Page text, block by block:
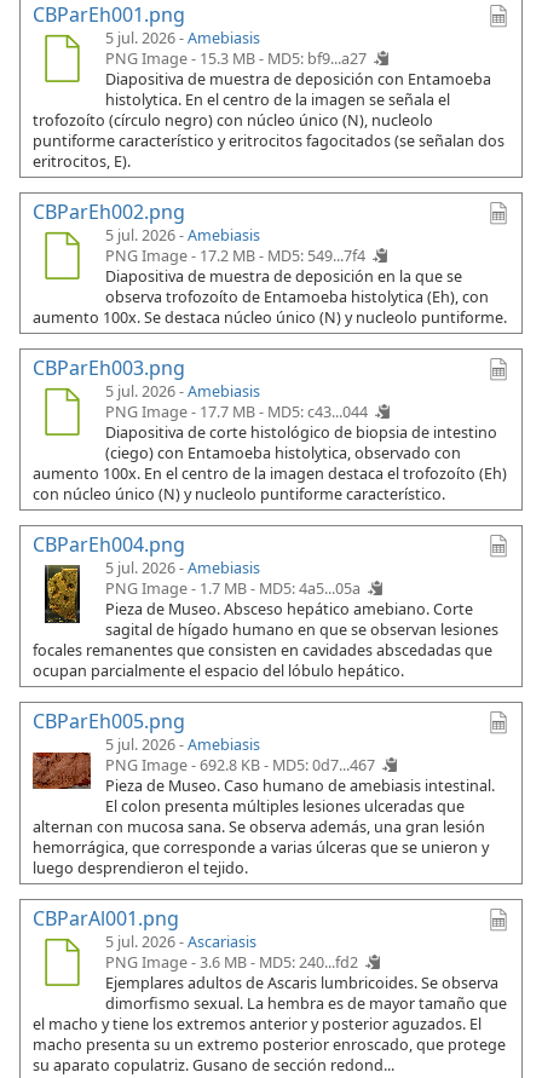
CBParEh001.png
5 jul. 2026 -Amebiasis
PNG Image - 15.3 MB - MD5: bf9...a27
Diapositiva de muestra de deposición con Entamoeba
histolytica. En el centro de la imagen se señala el
trofozoíto (círculo negro) con núcleo único (N), nucleolo
puntiforme característico y eritrocitos fagocitados (se señalan dos
eritrocitos, E).
CBParEh002.png
5 jul. 2026 -Amebiasis
PNG Image - 17.2 MB - MD5: 549...7f4
Diapositiva de muestra de deposición en la que se
observa trofozoíto de Entamoeba histolytica (Eh), con
aumento 100x. Se destaca núcleo único (N) y nucleolo puntiforme.
CBParEh003.png
5 jul. 2026 -Amebiasis
PNG Image - 17.7 MB - MD5: c43...044
Diapositiva de corte histológico de biopsia de intestino
(ciego) con Entamoeba histolytica, observado con
aumento 100x. En el centro de la imagen destaca el trofozoíto (Eh)
con núcleo único (N) y nucleolo puntiforme característico.
CBParEh004.png
5 jul. 2026 -Amebiasis
PNG Image - 1.7 MB - MD5: 4a5...05a
Pieza de Museo. Absceso hepático amebiano. Corte
sagital de hígado humano en que se observan lesiones
focales remanentes que consisten en cavidades abscedadas que
ocupan parcialmente el espacio del lóbulo hepático.
CBParEh005.png
5 jul. 2026 -Amebiasis
PNG Image - 692.8 KB - MD5: 0d7...467
Pieza de Museo. Caso humano de amebiasis intestinal.
El colon presenta múltiples lesiones ulceradas que
alternan con mucosa sana. Se observa además, una gran lesión
hemorrágica, que corresponde a varias úlceras que se unieron y
luego desprendieron el tejido.
CBParAl001.png
5 jul. 2026 -Ascariasis
PNG Image - 3.6 MB - MD5: 240...fd2
Ejemplares adultos de Ascaris lumbricoides. Se observa
dimorfismo sexual. La hembra es de mayor tamaño que
el macho y tiene los extremos anterior y posterior aguzados. El
macho presenta su un extremo posterior enroscado, que protege
su aparato copulatriz. Gusano de sección redond...